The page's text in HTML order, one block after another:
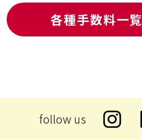
各種手数料一覧